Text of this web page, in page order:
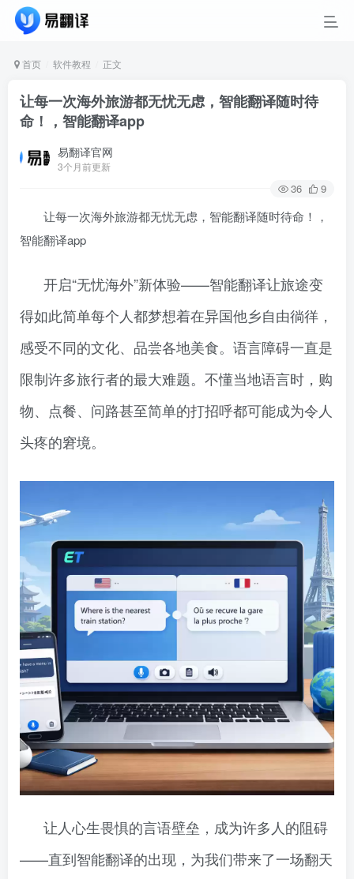
首页 软件教程 正文
让每一次海外旅游都无忧无虑，智能翻译随时待
命！，智能翻译app
易翻译官网
3个月前更新
36 9
让每一次海外旅游都无忧无虑，智能翻译随时待命！，
智能翻译app
开启“无忧海外”新体验——智能翻译让旅途变
得如此简单每个人都梦想着在异国他乡自由徜徉，
感受不同的文化、品尝各地美食。语言障碍一直是
限制许多旅行者的最大难题。不懂当地语言时，购
物、点餐、问路甚至简单的打招呼都可能成为令人
头疼的窘境。
让人心生畏惧的言语壁垒，成为许多人的阻碍
——直到智能翻译的出现，为我们带来了一场翻天